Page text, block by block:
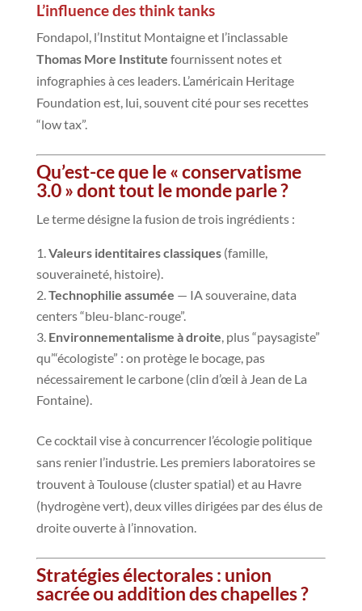
L’influence des think tanks
Fondapol, l’Institut Montaigne et l’inclassable
Thomas More Institute fournissent notes et
infographies à ces leaders. L’américain Heritage
Foundation est, lui, souvent cité pour ses recettes
“low tax”.
Qu’est-ce que le « conservatisme
3.0 » dont tout le monde parle ?
Le terme désigne la fusion de trois ingrédients :
Valeurs identitaires classiques(famille,
souveraineté, histoire).
Technophilie assumée — IA souveraine, data
centers “bleu-blanc-rouge”.
Environnementalisme à droite, plus “paysagiste”
qu’“écologiste” : on protège le bocage, pas
nécessairement le carbone (clin d’œil à Jean de La
Fontaine).
Ce cocktail vise à concurrencer l’écologie politique
sans renier l’industrie. Les premiers laboratoires se
trouvent à Toulouse (cluster spatial) et au Havre
(hydrogène vert), deux villes dirigées par des élus de
droite ouverte à l’innovation.
Stratégies électorales : union
sacrée ou addition des chapelles ?